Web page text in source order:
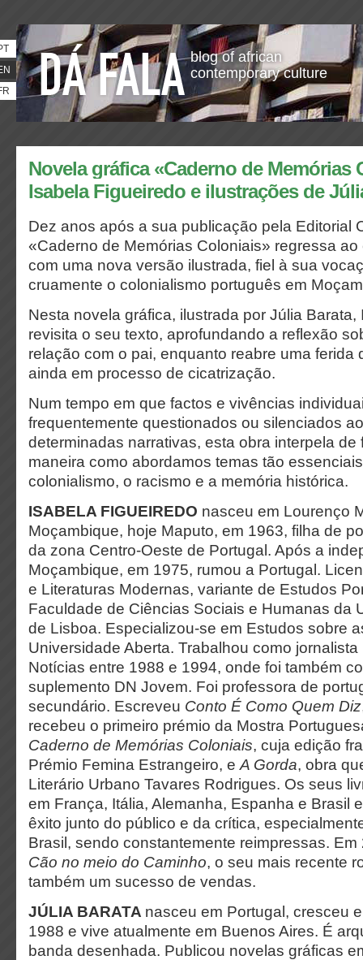
blog of african
contemporary culture
Novela gráfica «Caderno de Memórias
Isabela Figueiredo e ilustrações de
Dez anos após a sua publicação pela Editorial
«Caderno de Memórias Coloniais» regressa
com uma nova versão ilustrada, fiel à sua
cruamente o colonialismo português em
Nesta novela gráfica, ilustrada por Júlia
revisita o seu texto, aprofundando a reflexão
relação com o pai, enquanto reabre uma ferida
ainda em processo de cicatrização.
Num tempo em que factos e vivências
frequentemente questionados ou silenciados
determinadas narrativas, esta obra interpela de
maneira como abordamos temas tão
colonialismo, o racismo e a memória histórica.
ISABELA FIGUEIREDO nasceu em Lourenço
Moçambique, hoje Maputo, em 1963, filha de
da zona Centro-Oeste de Portugal. Após a
Moçambique, em 1975, rumou a Portugal.
e Literaturas Modernas, variante de Estudos
Faculdade de Ciências Sociais e Humanas da
de Lisboa. Especializou-se em Estudos sobre
Universidade Aberta. Trabalhou como jornalista
Notícias entre 1988 e 1994, onde foi também
suplemento DN Jovem. Foi professora de
secundário. Escreveu Conto É Como Quem Diz
recebeu o primeiro prémio da Mostra
Caderno de Memórias Coloniais, cuja edição
Prémio Femina Estrangeiro, e A Gorda, obra
Literário Urbano Tavares Rodrigues. Os seus
em França, Itália, Alemanha, Espanha e Brasil
êxito junto do público e da crítica,
Brasil, sendo constantemente reimpressas.
Cão no meio do Caminho, o seu mais recente
também um sucesso de vendas.
JÚLIA BARATA nasceu em Portugal, cresceu
1988 e vive atualmente em Buenos Aires. É
banda desenhada. Publicou novelas gráficas